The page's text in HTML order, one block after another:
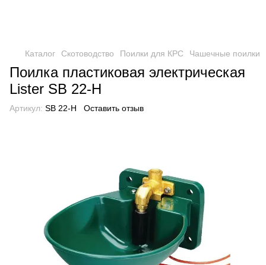
Каталог Скотоводство Поилки для КРС Чашечные поилки
Поилка пластиковая электрическая
Lister SB 22-H
Артикул: SB 22-H Оставить отзыв